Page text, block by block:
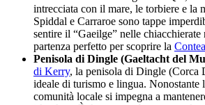
intrecciata con il mare, le torbiere e la
Spiddal e Carraroe sono tappe
sentire il “Gaeilge” nelle chiacchierate
partenza perfetto per scoprire la
Penisola di Dingle (Gaeltacht del
di Kerry, la penisola di Dingle (Corca
ideale di turismo e lingua. Nonostante
comunità locale si impegna a